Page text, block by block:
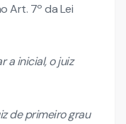
Art. 7º da Lei
a inicial, o juiz
de primeiro grau